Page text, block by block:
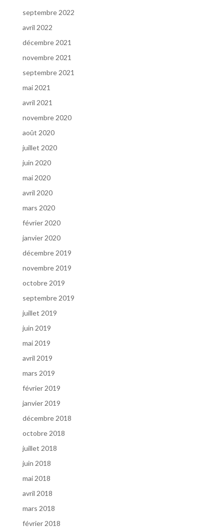
septembre 2022
avril 2022
décembre 2021
novembre 2021
septembre 2021
mai 2021
avril 2021
novembre 2020
août 2020
juillet 2020
juin 2020
mai 2020
avril 2020
mars 2020
février 2020
janvier 2020
décembre 2019
novembre 2019
octobre 2019
septembre 2019
juillet 2019
juin 2019
mai 2019
avril 2019
mars 2019
février 2019
janvier 2019
décembre 2018
octobre 2018
juillet 2018
juin 2018
mai 2018
avril 2018
mars 2018
février 2018